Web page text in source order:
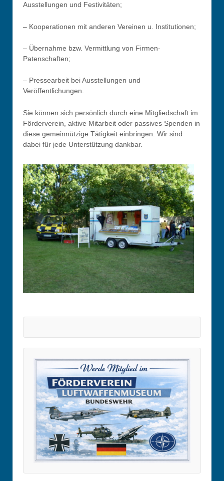
Ausstellungen und Festivitäten;
– Kooperationen mit anderen Vereinen u. Institutionen;
– Übernahme bzw. Vermittlung von Firmen-
Patenschaften;
– Pressearbeit bei Ausstellungen und
Veröffentlichungen.
Sie können sich persönlich durch eine Mitgliedschaft im
Förderverein, aktive Mitarbeit oder passives Spenden in
diese gemeinnützige Tätigkeit einbringen. Wir sind
dabei für jede Unterstützung dankbar.